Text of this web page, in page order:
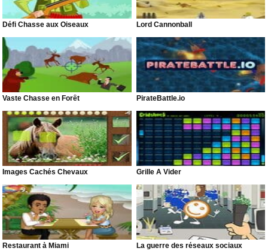
Défi Chasse aux Oiseaux Lord Cannonball
Vaste Chasse en Forêt PirateBattle.io
Images Cachés Chevaux Grille À Vider
Restaurant à Miami La guerre des réseaux sociaux